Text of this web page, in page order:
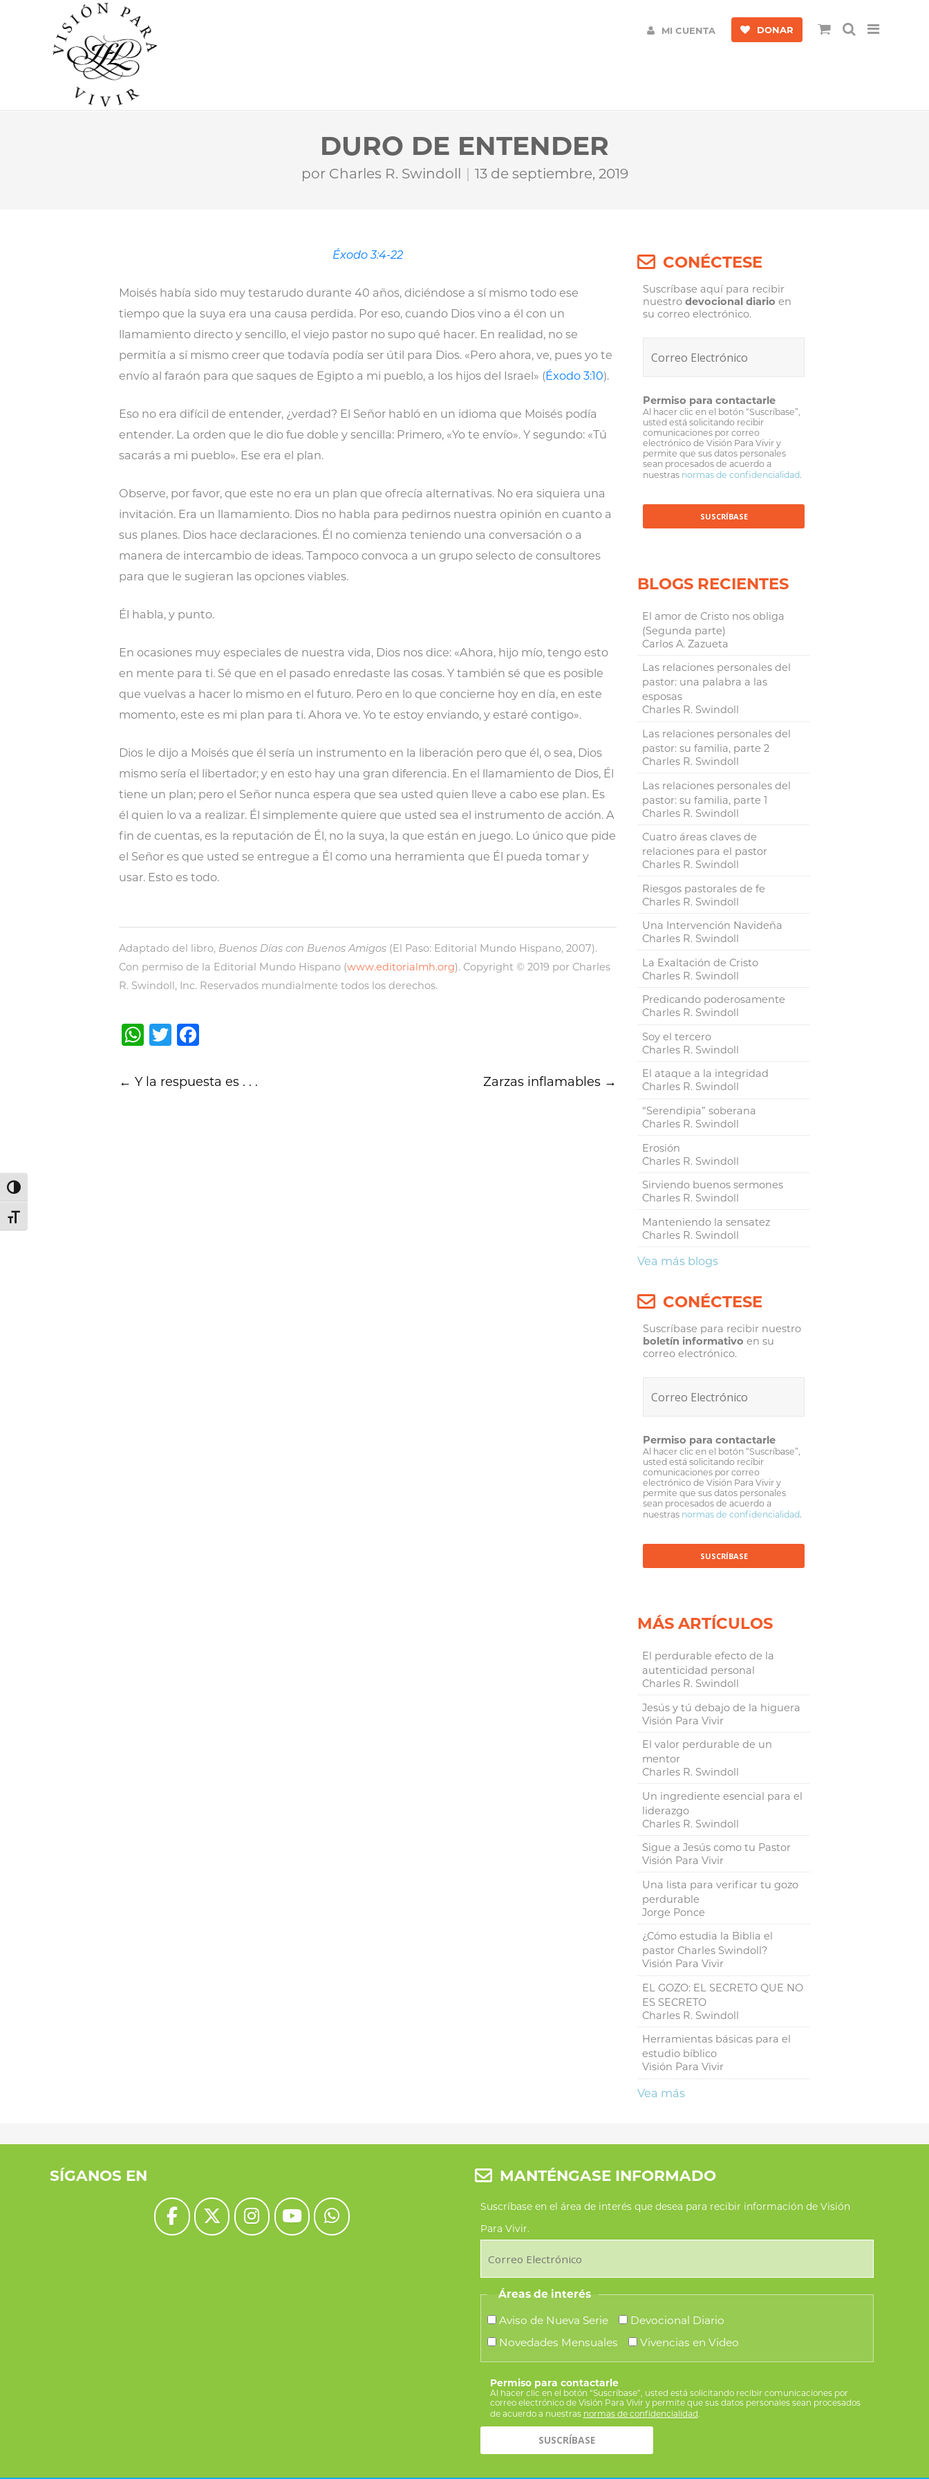
Alternar alto contraste
Alternar tamaño de letra
MI CUENTA DONAR
DURO DE ENTENDER
por Charles R. Swindoll 13 de septiembre, 2019
Éxodo 3:4-22
Moisés había sido muy testarudo durante 40 años, diciéndose a sí mismo todo ese
tiempo que la suya era una causa perdida. Por eso, cuando Dios vino a él con un
llamamiento directo y sencillo, el viejo pastor no supo qué hacer. En realidad, no se
permitía a sí mismo creer que todavía podía ser útil para Dios. «Pero ahora, ve, pues yo te
envío al faraón para que saques de Egipto a mi pueblo, a los hijos del Israel» (Éxodo 3:10).
Eso no era difícil de entender, ¿verdad? El Señor habló en un idioma que Moisés podía
entender. La orden que le dio fue doble y sencilla: Primero, «Yo te envío». Y segundo: «Tú
sacarás a mi pueblo». Ese era el plan.
Observe, por favor, que este no era un plan que ofrecía alternativas. No era siquiera una
invitación. Era un llamamiento. Dios no habla para pedirnos nuestra opinión en cuanto a
sus planes. Dios hace declaraciones. Él no comienza teniendo una conversación o a
manera de intercambio de ideas. Tampoco convoca a un grupo selecto de consultores
para que le sugieran las opciones viables.
Él habla, y punto.
En ocasiones muy especiales de nuestra vida, Dios nos dice: «Ahora, hijo mío, tengo esto
en mente para ti. Sé que en el pasado enredaste las cosas. Y también sé que es posible
que vuelvas a hacer lo mismo en el futuro. Pero en lo que concierne hoy en día, en este
momento, este es mi plan para ti. Ahora ve. Yo te estoy enviando, y estaré contigo».
Dios le dijo a Moisés que él sería un instrumento en la liberación pero que él, o sea, Dios
mismo sería el libertador; y en esto hay una gran diferencia. En el llamamiento de Dios, Él
tiene un plan; pero el Señor nunca espera que sea usted quien lleve a cabo ese plan. Es
él quien lo va a realizar. Él simplemente quiere que usted sea el instrumento de acción. A
fin de cuentas, es la reputación de Él, no la suya, la que están en juego. Lo único que pide
el Señor es que usted se entregue a Él como una herramienta que Él pueda tomar y
usar. Esto es todo.
Adaptado del libro, Buenos Días con Buenos Amigos (El Paso: Editorial Mundo Hispano, 2007).
Con permiso de la Editorial Mundo Hispano (www.editorialmh.org). Copyright © 2019 por Charles
R. Swindoll, Inc. Reservados mundialmente todos los derechos.
WhatsApp
Twitter
navigation
← Y la respuesta es . . . Zarzas inflamables →
CONÉCTESE
Suscríbase aquí para recibir
nuestrodevocional diario en
su correo electrónico.
Permiso para contactarle
Al hacer clic en el botón “Suscríbase”,
usted está solicitando recibir
comunicaciones por correo
electrónico de Visión Para Vivir y
permite que sus datos personales
sean procesados de acuerdo a
nuestras normas de confidencialidad.
BLOGS RECIENTES
El amor de Cristo nos obliga
(Segunda parte)
Carlos A. Zazueta
Las relaciones personales del
pastor: una palabra a las
esposas
Charles R. Swindoll
Las relaciones personales del
pastor: su familia, parte 2
Charles R. Swindoll
Las relaciones personales del
pastor: su familia, parte 1
Charles R. Swindoll
Cuatro áreas claves de
relaciones para el pastor
Charles R. Swindoll
Riesgos pastorales de fe
Charles R. Swindoll
Una Intervención Navideña
Charles R. Swindoll
La Exaltación de Cristo
Charles R. Swindoll
Predicando poderosamente
Charles R. Swindoll
Soy el tercero
Charles R. Swindoll
El ataque a la integridad
Charles R. Swindoll
“Serendipia” soberana
Charles R. Swindoll
Erosión
Charles R. Swindoll
Sirviendo buenos sermones
Charles R. Swindoll
Manteniendo la sensatez
Charles R. Swindoll
Vea más blogs
CONÉCTESE
Suscríbase para recibir nuestro
boletín informativo en su
correo electrónico.
Permiso para contactarle
Al hacer clic en el botón “Suscríbase”,
usted está solicitando recibir
comunicaciones por correo
electrónico de Visión Para Vivir y
permite que sus datos personales
sean procesados de acuerdo a
nuestras normas de confidencialidad.
MÁS ARTÍCULOS
El perdurable efecto de la
autenticidad personal
Charles R. Swindoll
Jesús y tú debajo de la higuera
Visión Para Vivir
El valor perdurable de un
mentor
Charles R. Swindoll
Un ingrediente esencial para el
liderazgo
Charles R. Swindoll
Sigue a Jesús como tu Pastor
Visión Para Vivir
Una lista para verificar tu gozo
perdurable
Jorge Ponce
¿Cómo estudia la Biblia el
pastor Charles Swindoll?
Visión Para Vivir
EL GOZO: EL SECRETO QUE NO
ES SECRETO
Charles R. Swindoll
Herramientas básicas para el
estudio bíblico
Visión Para Vivir
Vea más
SÍGANOS EN MANTÉNGASE INFORMADO
Suscríbase en el área de interés que desea para recibir información de Visión
Para Vivir.
Áreas de interés
Aviso de Nueva Serie
Devocional Diario
Novedades Mensuales
Vivencias en Video
Permiso para contactarle
Al hacer clic en el botón “Suscríbase”, usted está solicitando recibir comunicaciones por
correo electrónico de Visión Para Vivir y permite que sus datos personales sean procesados
de acuerdo a nuestras normas de confidencialidad.